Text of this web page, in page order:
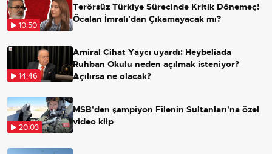
10:50
Terörsüz Türkiye Sürecinde Kritik Dönemeç!
Öcalan İmralı'dan Çıkamayacak mı?
14:46
Amiral Cihat Yaycı uyardı: Heybeliada
Ruhban Okulu neden açılmak isteniyor?
Açılırsa ne olacak?
20:03
MSB'den şampiyon Filenin Sultanları'na özel
video klip